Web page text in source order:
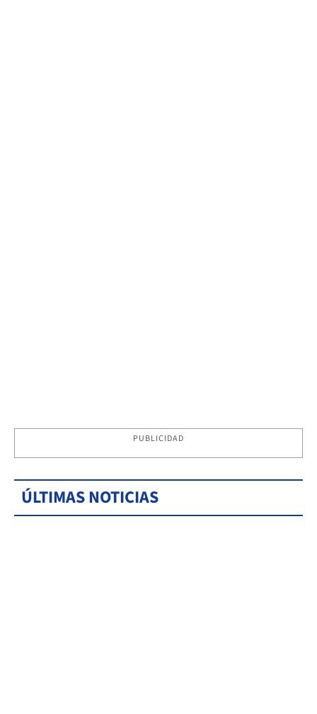
PUBLICIDAD
ÚLTIMAS NOTICIAS